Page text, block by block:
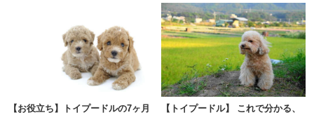
【お役立ち】トイプードルの7ヶ月
【トイプードル】 これで分かる、
アプリをダウンロードする